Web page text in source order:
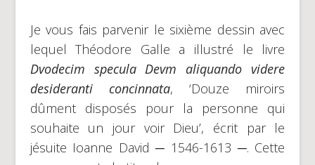
Je vous fais parvenir le sixième dessin avec
lequel Théodore Galle a illustré le livre
Dvodecim specula Devm aliquando videre
desideranti concinnata, ‘Douze miroirs
dûment disposés pour la personne qui
souhaite un jour voir Dieu’, écrit par le
jésuite Ioanne David ─ 1546-1613 ─. Cette